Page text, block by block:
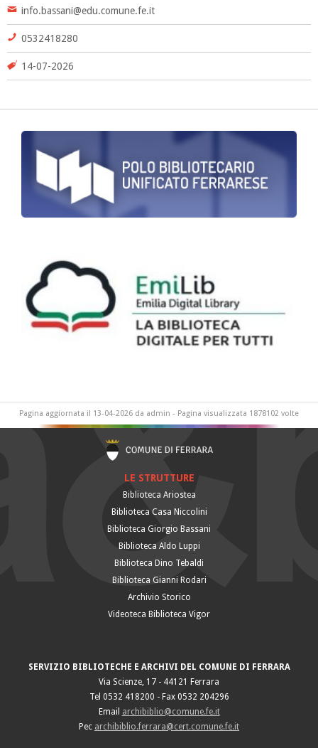
info.bassani@edu.comune.fe.it
0532418280
14-07-2026
Pagina aggiornata il 13-04-2026 da admin - Pagina visualizzata 1878102 volte
LE STRUTTURE
Biblioteca Ariostea
Biblioteca Casa Niccolini
Biblioteca Giorgio Bassani
Biblioteca Aldo Luppi
Biblioteca Dino Tebaldi
Biblioteca Gianni Rodari
Archivio Storico
Videoteca Biblioteca Vigor
SERVIZIO BIBLIOTECHE E ARCHIVI DEL COMUNE DI FERRARA
Via Scienze, 17 - 44121 Ferrara
Tel 0532 418200 - Fax 0532 204296
Email archibiblio@comune.fe.it
Pec archibiblio.ferrara@cert.comune.fe.it